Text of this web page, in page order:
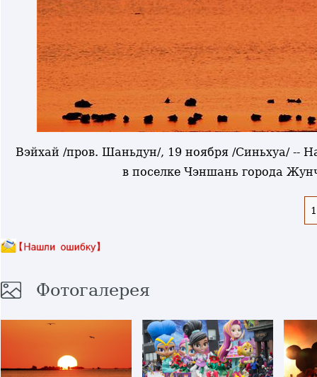
Вэйхай /пров. Шаньдун/, 19 ноября /Синьхуа/ --
в поселке Чэншань города
1
Фотогалерея